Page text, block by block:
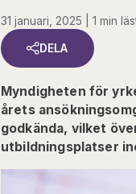
31 januari, 2025 1 min
DELA
Myndigheten för
årets
godkända, vilket
utbildningsplatser